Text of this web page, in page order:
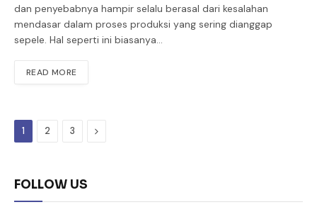
dan penyebabnya hampir selalu berasal dari kesalahan
mendasar dalam proses produksi yang sering dianggap
sepele. Hal seperti ini biasanya…
READ MORE
1 2 3 Next
FOLLOW US